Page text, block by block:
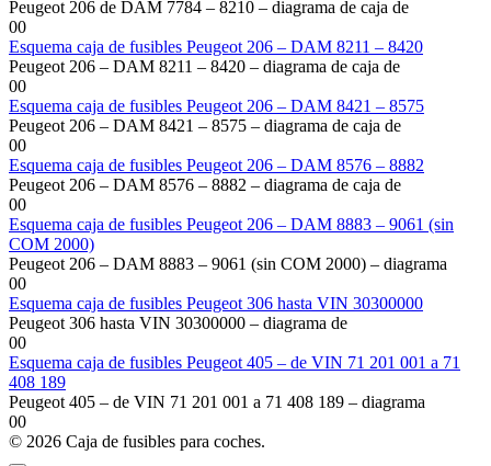
Peugeot 206 de DAM 7784 – 8210 – diagrama de caja de
00
Esquema caja de fusibles Peugeot 206 – DAM 8211 – 8420
Peugeot 206 – DAM 8211 – 8420 – diagrama de caja de
00
Esquema caja de fusibles Peugeot 206 – DAM 8421 – 8575
Peugeot 206 – DAM 8421 – 8575 – diagrama de caja de
00
Esquema caja de fusibles Peugeot 206 – DAM 8576 – 8882
Peugeot 206 – DAM 8576 – 8882 – diagrama de caja de
00
Esquema caja de fusibles Peugeot 206 – DAM 8883 – 9061 (sin
COM 2000)
Peugeot 206 – DAM 8883 – 9061 (sin COM 2000) – diagrama
00
Esquema caja de fusibles Peugeot 306 hasta VIN 30300000
Peugeot 306 hasta VIN 30300000 – diagrama de
00
Esquema caja de fusibles Peugeot 405 – de VIN 71 201 001 a 71
408 189
Peugeot 405 – de VIN 71 201 001 a 71 408 189 – diagrama
00
© 2026 Caja de fusibles para coches.